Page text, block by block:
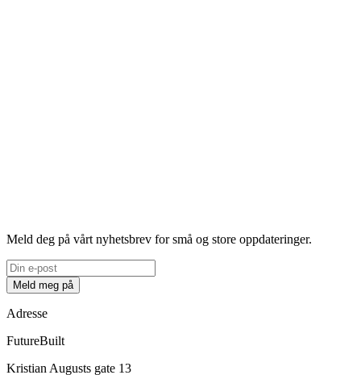
Meld deg på vårt nyhetsbrev for små og store oppdateringer.
Meld meg på
Adresse
FutureBuilt
Kristian Augusts gate 13